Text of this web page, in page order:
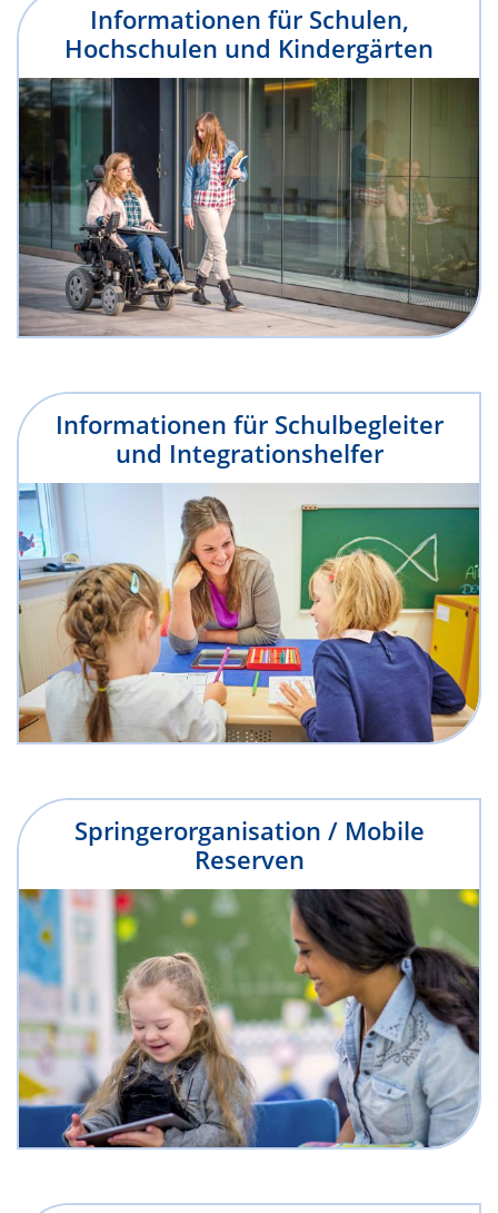
Informationen für Schulen,
Hochschulen und Kindergärten
Informationen für Schulbegleiter
und Integrationshelfer
Springerorganisation / Mobile
Reserven